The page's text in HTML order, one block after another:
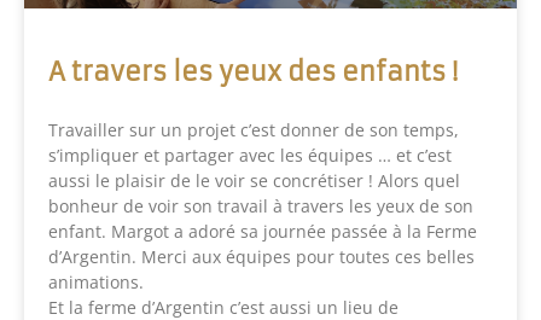
A travers les yeux des enfants !
Travailler sur un projet c’est donner de son temps,
s’impliquer et partager avec les équipes … et c’est
aussi le plaisir de le voir se concrétiser ! Alors quel
bonheur de voir son travail à travers les yeux de son
enfant. Margot a adoré sa journée passée à la Ferme
d’Argentin. Merci aux équipes pour toutes ces belles
animations.
Et la ferme d’Argentin c’est aussi un lieu de